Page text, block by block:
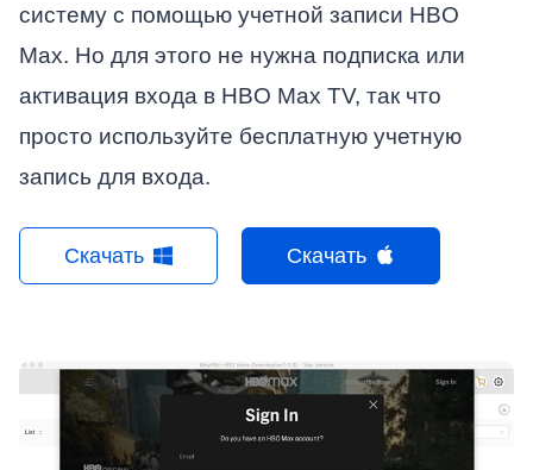
систему с помощью учетной записи HBO
Max. Но для этого не нужна подписка или
активация входа в HBO Max TV, так что
просто используйте бесплатную учетную
запись для входа.
Скачать Скачать